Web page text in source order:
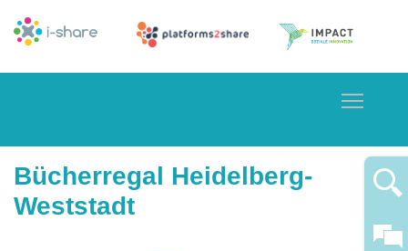
Bücherregal Heidelberg-
Weststadt